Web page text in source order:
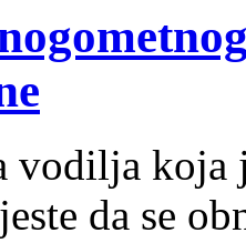
vodilja
da se